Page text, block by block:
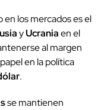
los mercados es el
yUcraniaen el
al margen
en la política
.
se mantienen